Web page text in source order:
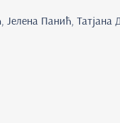
Јелена Панић,